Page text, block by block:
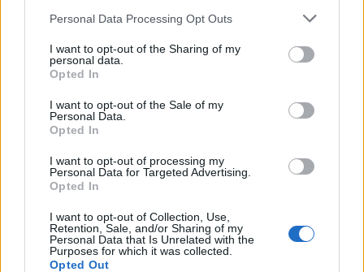
Please note that this website/app uses one or more Google
not limited to your visit or usage behaviour. You may click to
grant or deny consent to Google and its third-party tags to
use your data for below specified purposes in below Google
consent section.
Personal Data Processing Opt Outs
I want to opt-out of the Sharing of my
personal data.
Opted In
I want to opt-out of the Sale of my
Personal Data.
Opted In
I want to opt-out of processing my
Personal Data for Targeted Advertising.
Opted In
I want to opt-out of Collection, Use,
Retention, Sale, and/or Sharing of my
Personal Data that Is Unrelated with the
Purposes for which it was collected.
Opted Out
Dall'Ara durante una partita decisiva: oggi
commenti. In redazione predilige reportage
sul campo e conserva il biglietto di quella